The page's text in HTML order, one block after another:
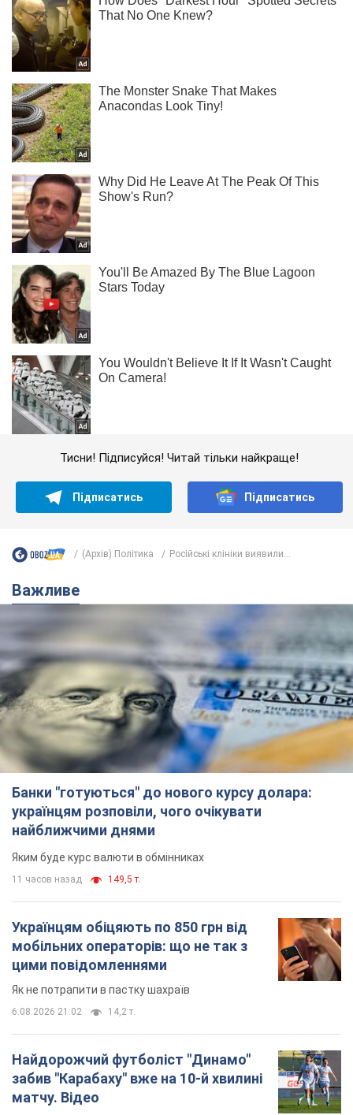
Тисни! Підписуйся! Читай тільки найкраще!
Підписатись Підписатись
(Архів) Політика Російські клініки виявили...
Важливе
Банки "готуються" до нового курсу долара:
українцям розповіли, чого очікувати
найближчими днями
Яким буде курс валюти в обмінниках
11 часов назад 149,5 т.
Українцям обіцяють по 850 грн від
мобільних операторів: що не так з
цими повідомленнями
Як не потрапити в пастку шахраїв
6.08.2026 21:02 14,2 т.
Найдорожчий футболіст "Динамо"
забив "Карабаху" вже на 10-й хвилині
матчу. Відео